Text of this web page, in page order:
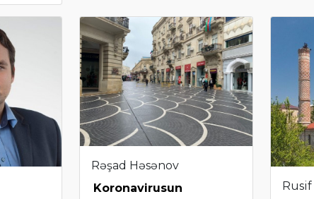
Rəşad Həsənov
Koronavirusun